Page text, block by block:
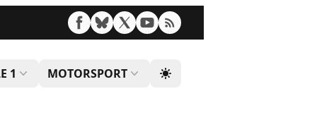
1 MOTORSPORT